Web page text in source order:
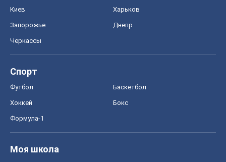
Киев Харьков
Запорожье Днепр
Черкассы
Спорт
Футбол Баскетбол
Хоккей Бокс
Формула-1
Моя школа